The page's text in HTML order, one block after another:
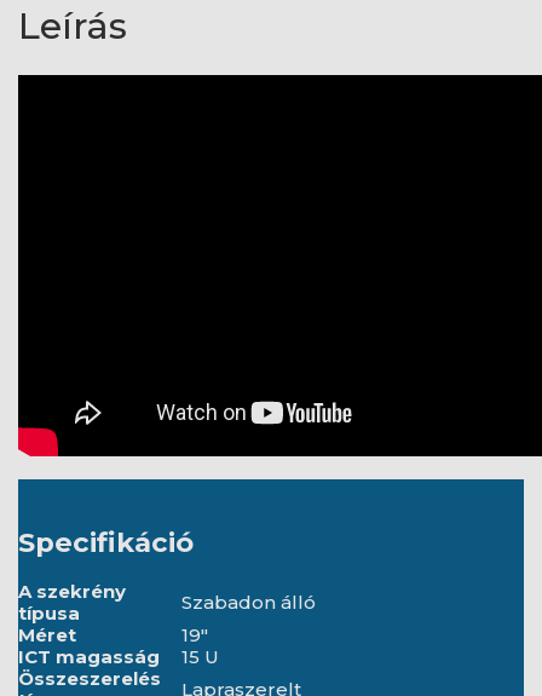
Leírás
Specifikáció
A szekrény
típusa
Szabadon álló
Méret
19"
ICT magasság
15 U
Összeszerelés
Lapraszerelt